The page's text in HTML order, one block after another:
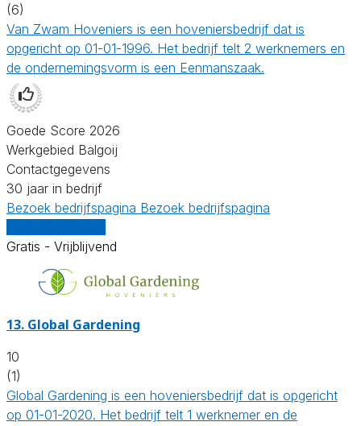
(6)
Van Zwam Hoveniers is een hoveniersbedrijf dat is
opgericht op 01-01-1996. Het bedrijf telt 2 werknemers en
de ondernemingsvorm is een Eenmanszaak.
Goede Score 2026
Werkgebied Balgoij
Contactgegevens
30 jaar in bedrijf
Bezoek bedrijfspagina Bezoek bedrijfspagina
Gratis - Vrijblijvend
13. Global Gardening
10
(1)
Global Gardening is een hoveniersbedrijf dat is opgericht
op 01-01-2020. Het bedrijf telt 1 werknemer en de